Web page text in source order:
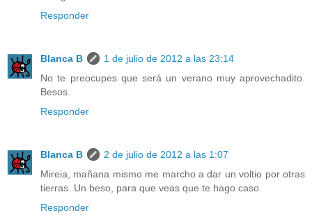
Responder
Blanca B
1 de julio de 2012 a las 23:14
No te preocupes que será un verano muy aprovechadito.
Besos.
Responder
Blanca B
2 de julio de 2012 a las 1:07
Mireia, mañana mismo me marcho a dar un voltio por otras
tierras. Un beso, para que veas que te hago caso.
Responder